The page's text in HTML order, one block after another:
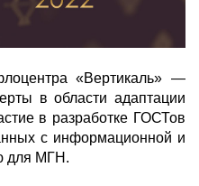
«Вертикаль» —
в области адаптации
в разработке ГОСТов
с информационной и
для МГН.